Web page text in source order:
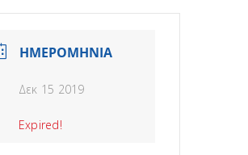
ΗΜΕΡΟΜΗΝΙΑ
Δεκ 15 2019
Expired!